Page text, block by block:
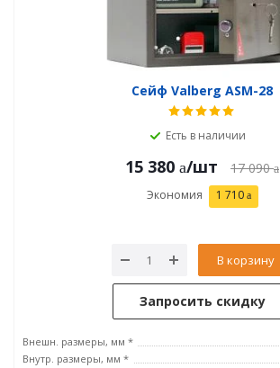
Сейф Valberg ASM-28
Есть в наличии
15 380 /шт 17 090
Экономия 1 710
В корзину
Запросить скидку
Внешн. размеры, мм *
Внутр. размеры, мм *